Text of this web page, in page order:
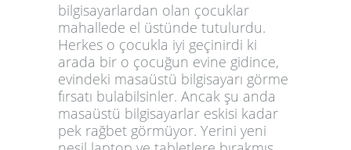
bilgisayarlardan olan çocuklar
mahallede el üstünde tutulurdu.
Herkes o çocukla iyi geçinirdi ki
arada bir o çocuğun evine gidince,
evindeki masaüstü bilgisayarı görme
fırsatı bulabilsinler. Ancak şu anda
masaüstü bilgisayarlar eskisi kadar
pek rağbet görmüyor. Yerini yeni